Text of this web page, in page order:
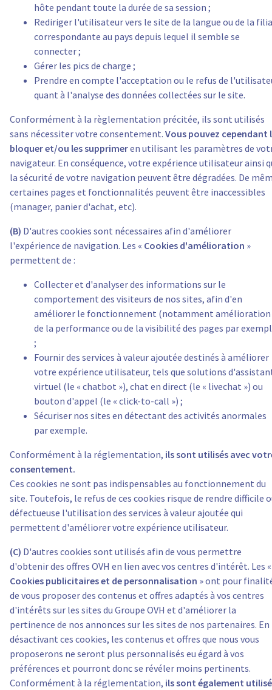
hôte pendant toute la durée de sa session ;
Rediriger l'utilisateur vers le site de la langue ou de la
correspondante au pays depuis lequel il semble se
connecter ;
Gérer les pics de charge ;
Prendre en compte l'acceptation ou le refus de
quant à l'analyse des données collectées sur le site.
Conformément à la règlementation précitée, ils sont utilisés
sans nécessiter votre consentement. Vous pouvez cependant
bloquer et/ou les supprimeren utilisant les paramètres de
navigateur. En conséquence, votre expérience utilisateur ainsi
la sécurité de votre navigation peuvent être dégradées. De
certaines pages et fonctionnalités peuvent être inaccessibles
(manager, panier d'achat, etc).
(B) D'autres cookies sont nécessaires afin d'améliorer
l'expérience de navigation. Les « Cookies d'amélioration »
permettent de :
Collecter et d'analyser des informations sur le
comportement des visiteurs de nos sites, afin d'en
améliorer le fonctionnement (notamment amélioration
de la performance ou de la visibilité des pages par
;
Fournir des services à valeur ajoutée destinés à améliorer
votre expérience utilisateur, tels que solutions
virtuel (le « chatbot »), chat en direct (le « livechat ») ou
bouton d'appel (le « click-to-call ») ;
Sécuriser nos sites en détectant des activités anormales
par exemple.
Conformément à la réglementation, ils sont utilisés avec
consentement.
Ces cookies ne sont pas indispensables au fonctionnement du
site. Toutefois, le refus de ces cookies risque de rendre difficile
défectueuse l'utilisation des services à valeur ajoutée qui
permettent d'améliorer votre expérience utilisateur.
(C) D'autres cookies sont utilisés afin de vous permettre
d'obtenir des offres OVH en lien avec vos centres d'intérêt. Les «
Cookies publicitaires et de personnalisation » ont pour
de vous proposer des contenus et offres adaptés à vos centres
d'intérêts sur les sites du Groupe OVH et d'améliorer la
pertinence de nos annonces sur les sites de nos partenaires. En
désactivant ces cookies, les contenus et offres que nous vous
proposerons ne seront plus personnalisés eu égard à vos
préférences et pourront donc se révéler moins pertinents.
Conformément à la réglementation, ils sont également